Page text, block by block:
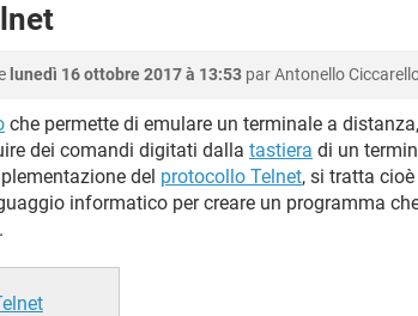
lunedì 16 ottobre 2017 à 13:53 par Antonello
che permette di emulare un terminale a
dei comandi digitati dalla tastiera di un
del protocollo Telnet, si tratta
informatico per creare un programma